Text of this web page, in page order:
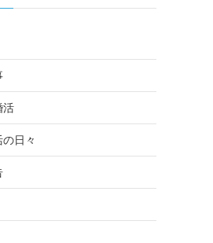
活
日々